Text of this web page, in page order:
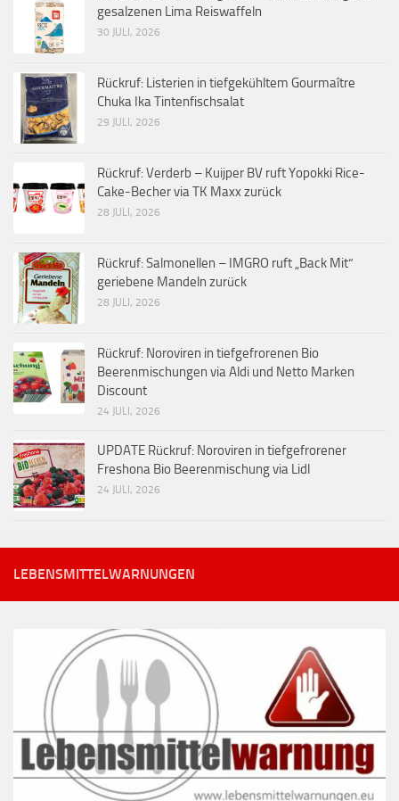
gesalzenen Lima Reiswaffeln
30 JULI, 2026
Rückruf: Listerien in tiefgekühltem Gourmaître
Chuka Ika Tintenfischsalat
29 JULI, 2026
Rückruf: Verderb – Kuijper BV ruft Yopokki Rice-
Cake-Becher via TK Maxx zurück
28 JULI, 2026
Rückruf: Salmonellen – IMGRO ruft „Back Mit“
geriebene Mandeln zurück
28 JULI, 2026
Rückruf: Noroviren in tiefgefrorenen Bio
Beerenmischungen via Aldi und Netto Marken
Discount
24 JULI, 2026
UPDATE Rückruf: Noroviren in tiefgefrorener
Freshona Bio Beerenmischung via Lidl
24 JULI, 2026
LEBENSMITTELWARNUNGEN